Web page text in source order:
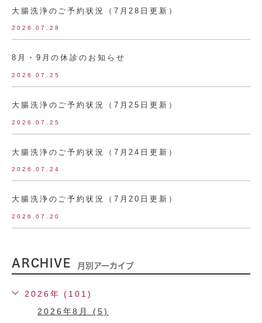
大腸洗浄のご予約状況（7月28日更新）
2026.07.28
8月・9月の休診のお知らせ
2026.07.25
大腸洗浄のご予約状況（7月25日更新）
2026.07.25
大腸洗浄のご予約状況（7月24日更新）
2026.07.24
大腸洗浄のご予約状況（7月20日更新）
2026.07.20
ARCHIVE 月別アーカイブ
2026年 (101)
2026年8月 (5)